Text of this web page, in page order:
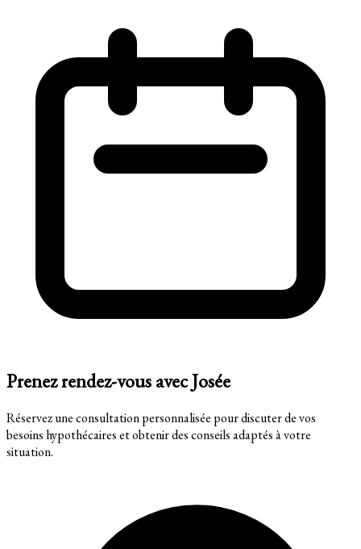
Prenez rendez-vous avec Josée
Réservez une consultation personnalisée pour discuter de vos
besoins hypothécaires et obtenir des conseils adaptés à votre
situation.